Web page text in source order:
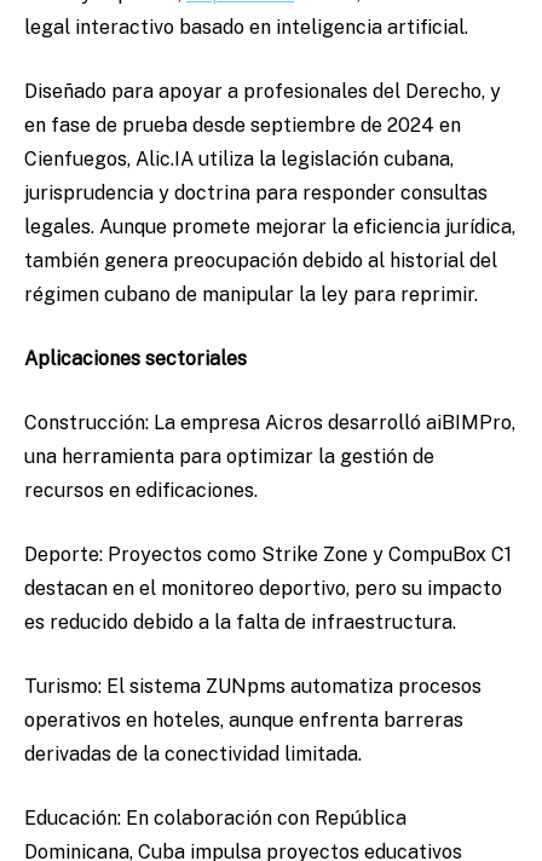
legal interactivo basado en inteligencia artificial.
Diseñado para apoyar a profesionales del Derecho, y
en fase de prueba desde septiembre de 2024 en
Cienfuegos, Alic.IA utiliza la legislación cubana,
jurisprudencia y doctrina para responder consultas
legales. Aunque promete mejorar la eficiencia jurídica,
también genera preocupación debido al historial del
régimen cubano de manipular la ley para reprimir.
Aplicaciones sectoriales
Construcción: La empresa Aicros desarrolló aiBIMPro,
una herramienta para optimizar la gestión de
recursos en edificaciones.
Deporte: Proyectos como Strike Zone y CompuBox C1
destacan en el monitoreo deportivo, pero su impacto
es reducido debido a la falta de infraestructura.
Turismo: El sistema ZUNpms automatiza procesos
operativos en hoteles, aunque enfrenta barreras
derivadas de la conectividad limitada.
Educación: En colaboración con República
Dominicana, Cuba impulsa proyectos educativos